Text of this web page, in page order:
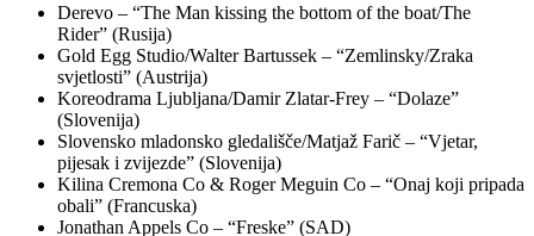
Derevo – “The Man kissing the bottom of the boat/The
Rider” (Rusija)
Gold Egg Studio/Walter Bartussek – “Zemlinsky/Zraka
svjetlosti” (Austrija)
Koreodrama Ljubljana/Damir Zlatar-Frey – “Dolaze”
(Slovenija)
Slovensko mladonsko gledališče/Matjaž Farič – “Vjetar,
pijesak i zvijezde” (Slovenija)
Kilina Cremona Co & Roger Meguin Co – “Onaj koji pripada
obali” (Francuska)
Jonathan Appels Co – “Freske” (SAD)